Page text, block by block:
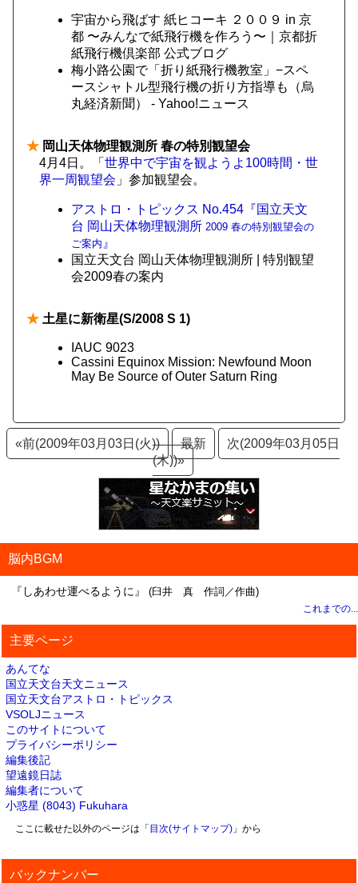
宇宙から飛ばす 紙ヒコーキ ２００９ in 京
都 〜みんなで紙飛行機を作ろう〜｜京都折
紙飛行機倶楽部 公式ブログ
梅小路公園で「折り紙飛行機教室」−スペ
ースシャトル型飛行機の折り方指導も（烏
丸経済新聞） - Yahoo!ニュース
★ 岡山天体物理観測所 春の特別観望会
4月4日。「 世界中で宇宙を観ようよ100時間・世
界一周観望会 」参加観望会。
アストロ・トピックス No.454『国立天文
台 岡山天体物理観測所 2009 春の特別観望会の
ご案内 』
国立天文台 岡山天体物理観測所 | 特別観望
会2009春の案内
★ 土星に新衛星(S/2008 S 1)
IAUC 9023
Cassini Equinox Mission: Newfound Moon
May Be Source of Outer Saturn Ring
«前(2009年03月03日(火)) 最新
次(2009年03月05日
(木))»
脳内BGM
『しあわせ運べるように』 (臼井 真 作詞／作曲)
これまでの...
主要ページ
あんてな
国立天文台天文ニュース
国立天文台アストロ・トピックス
VSOLJニュース
このサイトについて
プライバシーポリシー
編集後記
望遠鏡日誌
編集者について
小惑星 (8043) Fukuhara
ここに載せた以外のページは「 目次(サイトマップ)」から
バックナンバー